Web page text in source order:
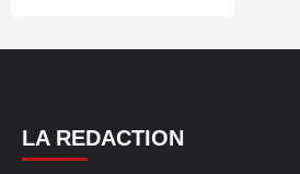
LA REDACTION